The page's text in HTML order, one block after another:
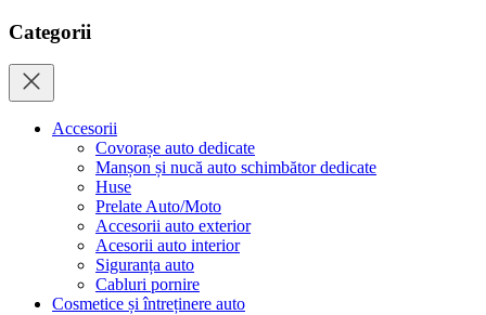
Categorii
Accesorii
Covorașe auto dedicate
Manșon și nucă auto schimbător dedicate
Huse
Prelate Auto/Moto
Accesorii auto exterior
Acesorii auto interior
Siguranța auto
Cabluri pornire
Cosmetice și întreținere auto